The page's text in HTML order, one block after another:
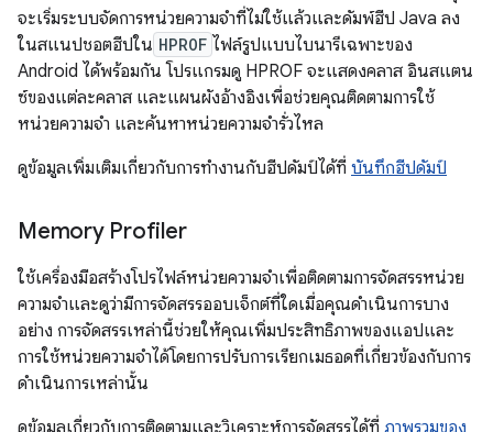
จะเริ่มระบบจัดการหน่วยความจำที่ไม่ใช้แล้วและดัมพ์ฮีป Java ลง
ในสแนปชอตฮีปใน HPROF ไฟล์รูปแบบไบนารีเฉพาะของ
Android ได้พร้อมกัน โปรแกรมดู HPROF จะแสดงคลาส อินสแตน
ซ์ของแต่ละคลาส และแผนผังอ้างอิงเพื่อช่วยคุณติดตามการใช้
หน่วยความจำ และค้นหาหน่วยความจำรั่วไหล
ดูข้อมูลเพิ่มเติมเกี่ยวกับการทำงานกับฮีปดัมป์ได้ที่ บันทึกฮีปดัมป์
Memory Profiler
ใช้เครื่องมือสร้างโปรไฟล์หน่วยความจำเพื่อติดตามการจัดสรรหน่วย
ความจำและดูว่ามีการจัดสรรออบเจ็กต์ที่ใดเมื่อคุณดำเนินการบาง
อย่าง การจัดสรรเหล่านี้ช่วยให้คุณเพิ่มประสิทธิภาพของแอปและ
การใช้หน่วยความจำได้โดยการปรับการเรียกเมธอดที่เกี่ยวข้องกับการ
ดำเนินการเหล่านั้น
ดูข้อมูลเกี่ยวกับการติดตามและวิเคราะห์การจัดสรรได้ที่ ภาพรวมของ